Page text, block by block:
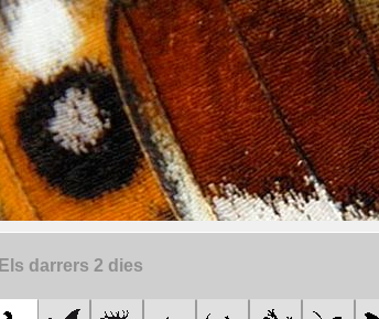
Els darrers 2 dies